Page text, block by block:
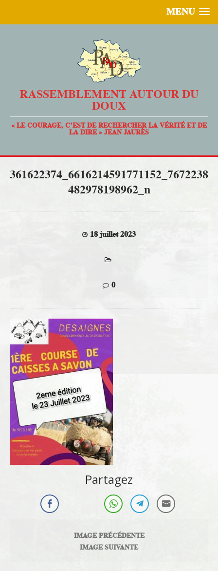
MENU
RASSEMBLEMENT AUTOUR DU
DOUX
« LE COURAGE, C’EST DE RECHERCHER LA VÉRITÉ ET DE
LA DIRE » JEAN JAURÈS
361622374_6616214591771152_7672238
482978198962_n
18 juillet 2023
0
Partagez
IMAGE PRÉCÉDENTE
IMAGE SUIVANTE